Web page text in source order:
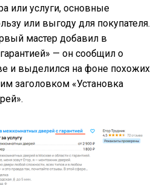
или услуги, основные
или выгоду для покупателя.
мастер добавил в
— он сообщил о
и выделился на фоне похожих
заголовком «Установка